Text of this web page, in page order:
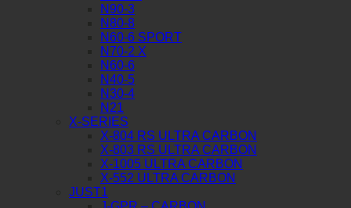
N90-3
N80-8
N60-6 SPORT
N70-2 X
N60-6
N40-5
N30-4
N21
X-SERIES
X-804 RS ULTRA CARBON
X-803 RS ULTRA CARBON
X-1005 ULTRA CARBON
X-552 ULTRA CARBON
JUST1